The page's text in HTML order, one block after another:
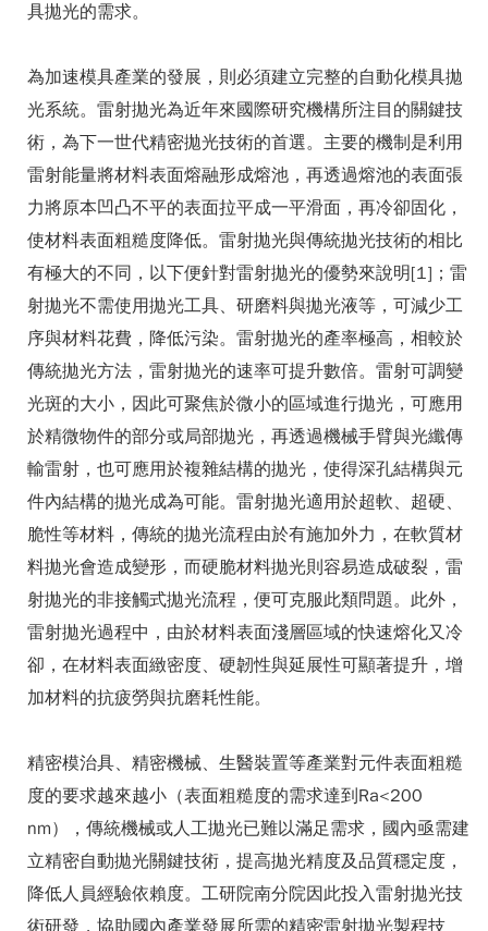
具拋光的需求。
為加速模具產業的發展，則必須建立完整的自動化模具拋
光系統。雷射拋光為近年來國際研究機構所注目的關鍵技
術，為下一世代精密拋光技術的首選。主要的機制是利用
雷射能量將材料表面熔融形成熔池，再透過熔池的表面張
力將原本凹凸不平的表面拉平成一平滑面，再冷卻固化，
使材料表面粗糙度降低。雷射拋光與傳統拋光技術的相比
有極大的不同，以下便針對雷射拋光的優勢來說明[1]；雷
射拋光不需使用拋光工具、研磨料與拋光液等，可減少工
序與材料花費，降低污染。雷射拋光的產率極高，相較於
傳統拋光方法，雷射拋光的速率可提升數倍。雷射可調變
光斑的大小，因此可聚焦於微小的區域進行拋光，可應用
於精微物件的部分或局部拋光，再透過機械手臂與光纖傳
輸雷射，也可應用於複雜結構的拋光，使得深孔結構與元
件內結構的拋光成為可能。雷射拋光適用於超軟、超硬、
脆性等材料，傳統的拋光流程由於有施加外力，在軟質材
料拋光會造成變形，而硬脆材料拋光則容易造成破裂，雷
射拋光的非接觸式拋光流程，便可克服此類問題。此外，
雷射拋光過程中，由於材料表面淺層區域的快速熔化又冷
卻，在材料表面緻密度、硬韌性與延展性可顯著提升，增
加材料的抗疲勞與抗磨耗性能。
精密模治具、精密機械、生醫裝置等產業對元件表面粗糙
度的要求越來越小（表面粗糙度的需求達到Ra<200
nm），傳統機械或人工拋光已難以滿足需求，國內亟需建
立精密自動拋光關鍵技術，提高拋光精度及品質穩定度，
降低人員經驗依賴度。工研院南分院因此投入雷射拋光技
術研發，協助國內產業發展所需的精密雷射拋光製程技